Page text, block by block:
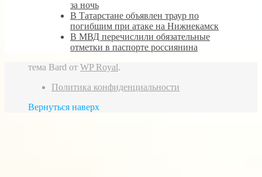
за ночь
В Татарстане объявлен траур по
погибшим при атаке на Нижнекамск
В МВД перечислили обязательные
отметки в паспорте россиянина
тема Bard от WP Royal.
Политика конфиденциальности
Вернуться наверх